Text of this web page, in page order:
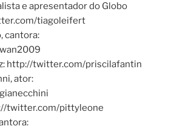
e apresentador do Globo
tiagoleifert
cantora:
http://twitter.com/priscilafantin
ator:
twitter.com/pittyleone